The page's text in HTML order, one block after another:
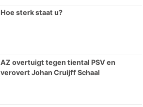
Hoe sterk staat u?
AZ overtuigt tegen tiental PSV en
verovert Johan Cruijff Schaal